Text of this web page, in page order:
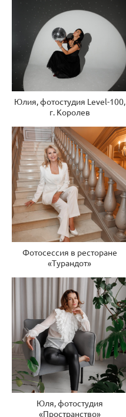
Юлия, фотостудия Level-100,
г. Королев
Фотосессия в ресторане
«Турандот»
Юля, фотостудия
«Пространство»